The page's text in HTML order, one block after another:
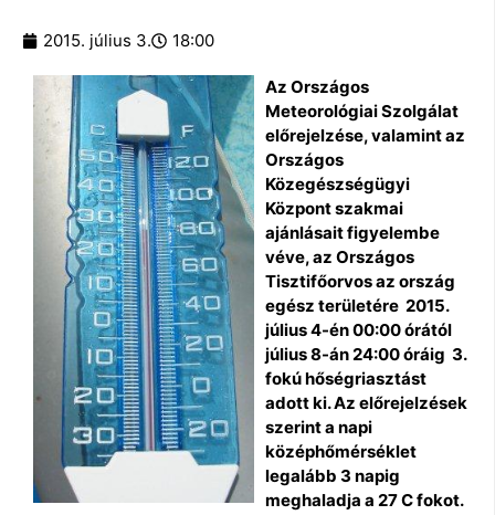
2015. július 3. 18:00
Az Országos
Meteorológiai Szolgálat
előrejelzése, valamint az
Országos
Közegészségügyi
Központ szakmai
ajánlásait figyelembe
véve, az Országos
Tisztifőorvos az ország
egész területére 2015.
július 4-én 00:00 órától
július 8-án 24:00 óráig 3.
fokú hőségriasztást
adott ki. Az előrejelzések
szerint a napi
középhőmérséklet
legalább 3 napig
meghaladja a 27 C fokot.